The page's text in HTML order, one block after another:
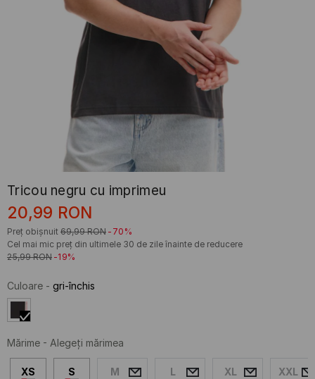
Tricou negru cu imprimeu
20,99 RON
Preț obișnuit 69,99 RON -70%
Cel mai mic preț din ultimele 30 de zile înainte de reducere
25,99 RON -19%
Culoare - gri-închis
Mărime - Alegeţi mărimea
XS S M L XL XXL